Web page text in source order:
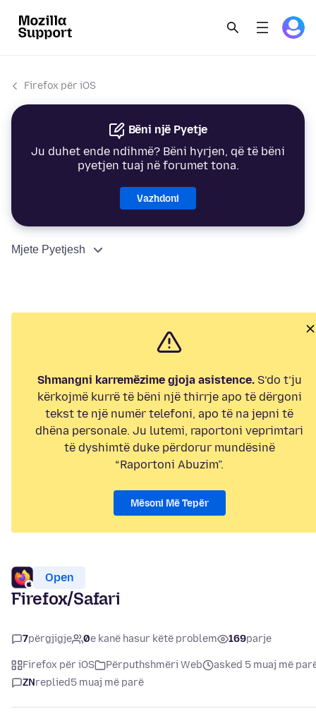
Firefox për iOS
Bëni një Pyetje
Ju duhet ende ndihmë? Bëni hyrjen, që të bëni
pyetjen tuaj në forumet tona.
Vazhdoni
Mjete Pyetjesh
Shmangni karremëzime gjoja asistence.S’do t’ju
kërkojmë kurrë të bëni një thirrje apo të dërgoni
tekst te një numër telefoni, apo të na jepni të
dhëna personale. Ju lutemi, raportoni veprimtari
të dyshimtë duke përdorur mundësinë
“Raportoni Abuzim”.
Mësoni Më Tepër
Open
Firefox/Safari
7përgjigje 0e kanë hasur këtë problem 169parje
Firefox për iOS Përputhshmëri Web
asked 5 muaj më
ZNreplied5 muaj më parë